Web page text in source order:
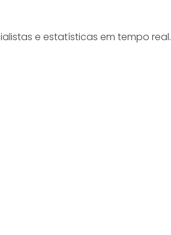
e estatísticas em tempo real.